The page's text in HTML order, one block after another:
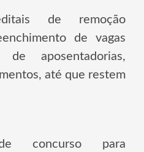
de remoção
de vagas
aposentadorias,
até que restem
concurso para